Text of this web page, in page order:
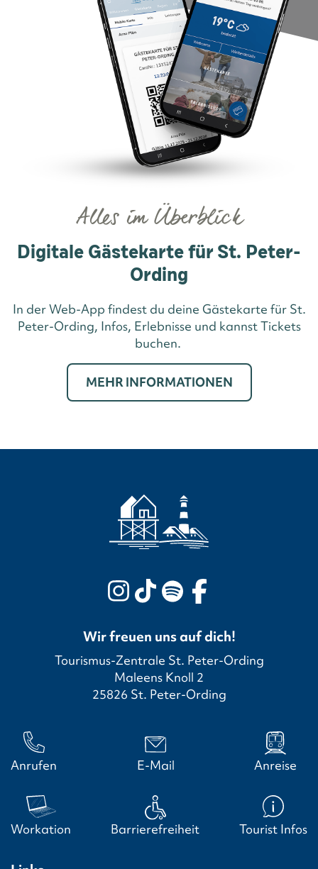
Alles im Überblick
Digitale Gästekarte für St. Peter-
Ording
In der Web-App findest du deine Gästekarte für St.
Peter-Ording, Infos, Erlebnisse und kannst Tickets
buchen.
MEHR INFORMATIONEN
Wir freuen uns auf dich!
Tourismus-Zentrale St. Peter-Ording
Maleens Knoll 2
25826 St. Peter-Ording
Anrufen E-Mail Anreise
Workation Barrierefreiheit Tourist Infos